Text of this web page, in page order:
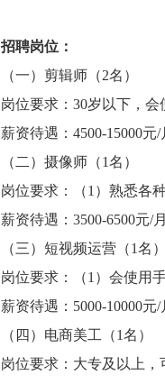
招聘岗位：
（一）剪辑师（2名）
岗位要求：30岁以下，
薪资待遇：4500-15000元/
（二）摄像师（1名）
岗位要求：（1）熟悉各
薪资待遇：3500-6500元/月
（三）短视频运营（1名）
岗位要求：（1）会使用
薪资待遇：5000-10000元/
（四）电商美工（1名）
岗位要求：大专及以上，